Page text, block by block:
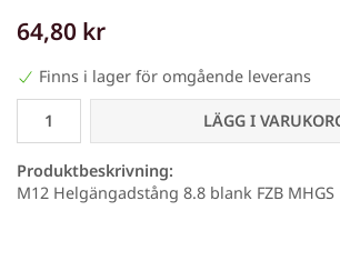
64,80 kr
Finns i lager för omgående leverans
LÄGG I
Produktbeskrivning:
M12 Helgängadstång 8.8 blank FZB MHGS